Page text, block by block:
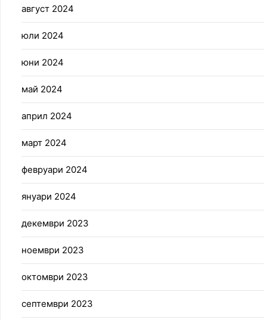
август 2024
юли 2024
юни 2024
май 2024
април 2024
март 2024
февруари 2024
януари 2024
декември 2023
ноември 2023
октомври 2023
септември 2023